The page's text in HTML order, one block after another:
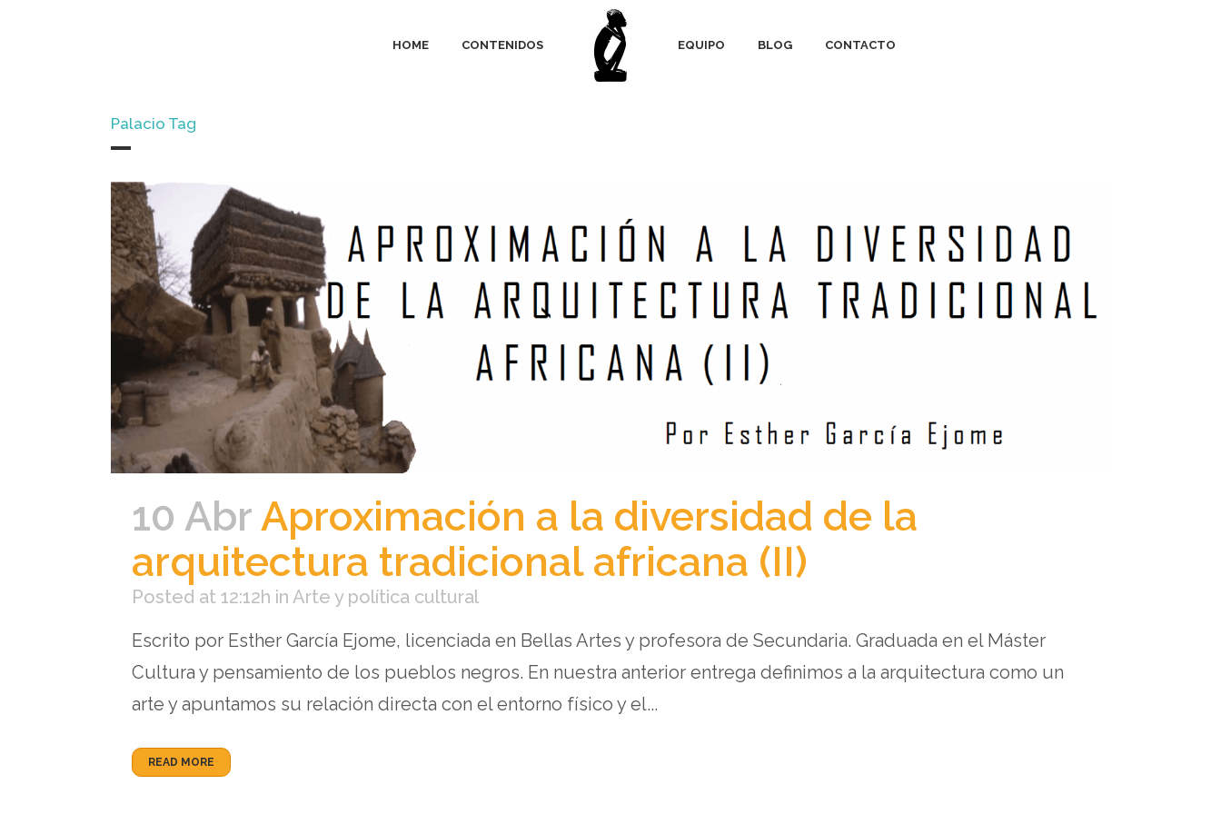
HOME CONTENIDOS EQUIPO BLOG CONTACTO
Palacio Tag
10 AbrAproximación a la diversidad de la
arquitectura tradicional africana (II)
Posted at 12:12h in Arte y política cultural
Escrito por Esther García Ejome, licenciada en Bellas Artes y profesora de Secundaria. Graduada en el Máster
Cultura y pensamiento de los pueblos negros. En nuestra anterior entrega definimos a la arquitectura como un
arte y apuntamos su relación directa con el entorno físico y el...
READ MORE